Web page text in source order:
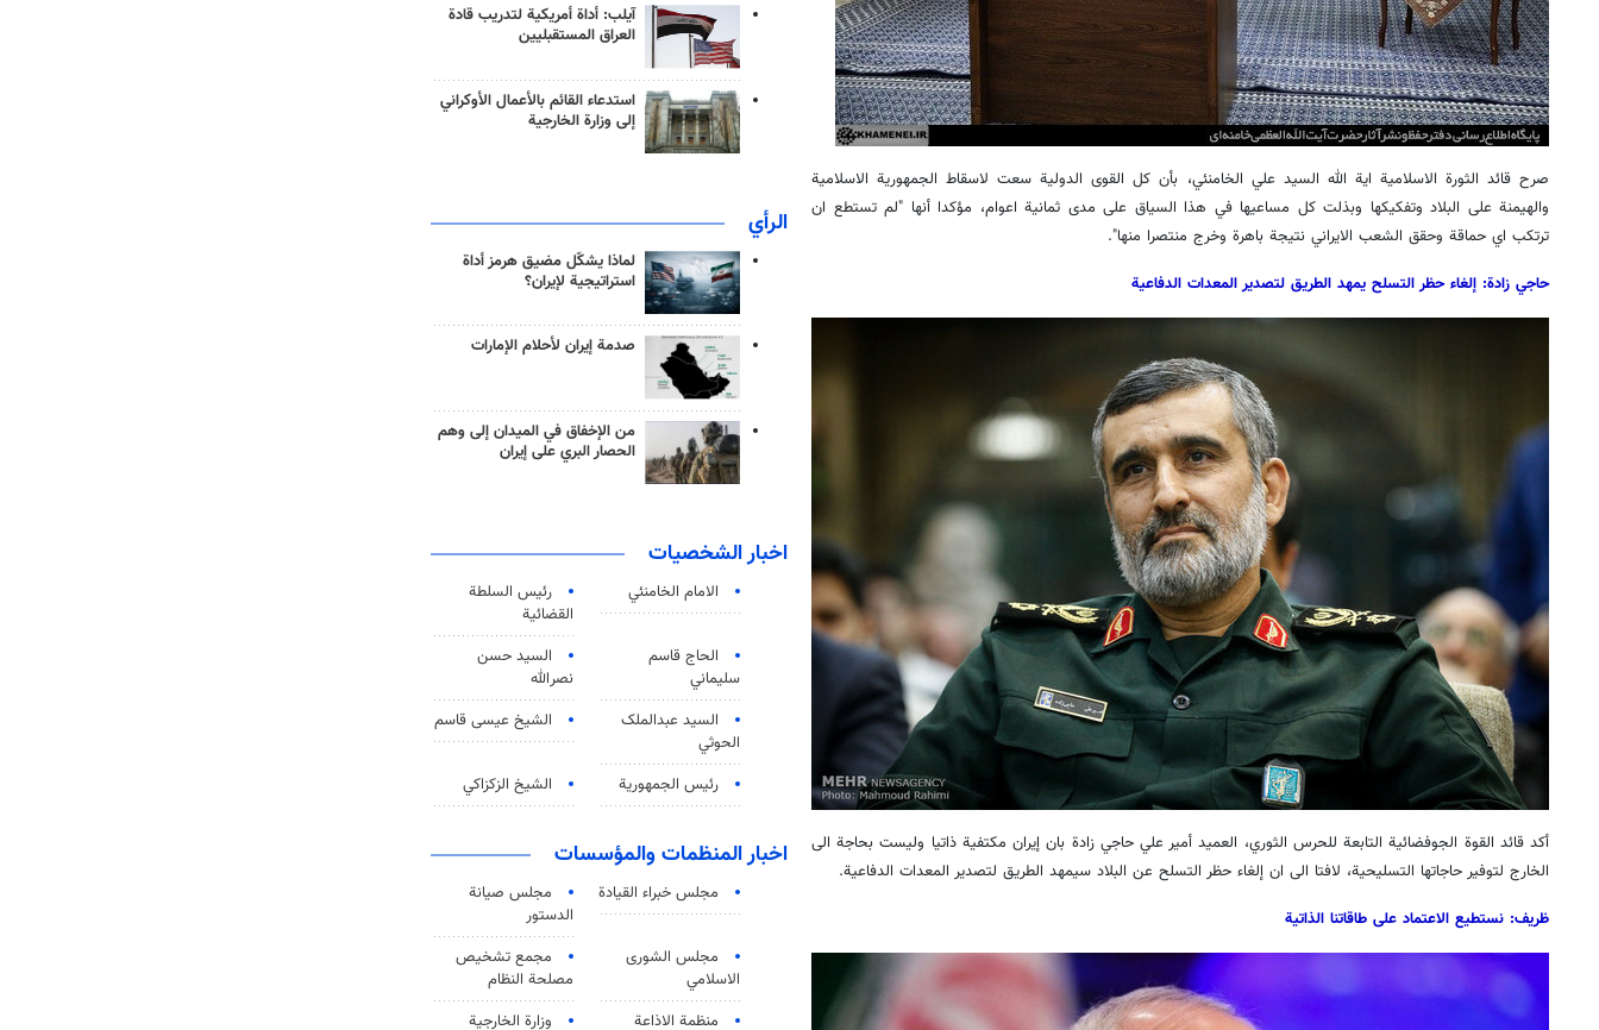
صرح قائد الثورة الاسلامية اية الله السيد علي الخامنئي، بأن كل القوى الدولية سعت لاسقاط الجمهورية الاسلامية
والهيمنة على البلاد وتفكيكها وبذلت كل مساعيها في هذا السياق على مدى ثمانية اعوام، مؤكدا أنها "لم تستطع ان
ترتكب اي حماقة وحقق الشعب الايراني نتيجة باهرة وخرج منتصرا منها".
حاجي زادة: إلغاء حظر التسلح يمهد الطريق لتصدير المعدات الدفاعية
أكد قائد القوة الجوفضائية التابعة للحرس الثوري، العميد أمير علي حاجي زادة بان إيران مكتفية ذاتيا وليست بحاجة الى
الخارج لتوفير حاجاتها التسليحية، لافتا الى ان إلغاء حظر التسلح عن البلاد سيمهد الطريق لتصدير المعدات الدفاعية.
ظريف: نستطيع الاعتماد على طاقاتنا الذاتية
آيلب: أداة أمريكية لتدريب قادة
العراق المستقبليين
استدعاء القائم بالأعمال الأوكراني
إلى وزارة الخارجية
الرأي
لماذا يشكّل مضيق هرمز أداة
استراتيجية لإيران؟
صدمة إيران لأحلام الإمارات
من الإخفاق في الميدان إلى وهم
الحصار البري على إيران
اخبار الشخصيات
الامام الخامنئي
رئیس السلطة
القضائیة
الحاج قاسم
سليماني
السيد حسن
نصرالله
السید عبدالملک
الحوثي
الشيخ عيسى قاسم
رئيس الجمهورية الشيخ الزكزاكي
اخبار المنظمات والمؤسسات
مجلس خبراء القيادة
مجلس صيانة
الدستور
مجلس الشورى
الاسلامي
مجمع تشخيص
مصلحة النظام
منظمة الاذاعة
وزارة الخارجية